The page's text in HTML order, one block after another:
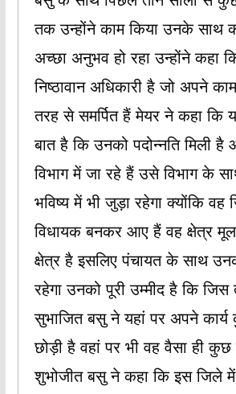
तक उन्होंने काम किया उनके साथ
अच्छा अनुभव हो रहा उन्होंने कहा
निष्ठावान अधिकारी है जो अपने
तरह से समर्पित हैं मेयर ने कहा कि
बात है कि उनको पदोन्नति मिली
विभाग में जा रहे हैं उसे विभाग के
भविष्य में भी जुड़ा रहेगा क्योंकि वह
विधायक बनकर आए हैं वह क्षेत्र
क्षेत्र है इसलिए पंचायत के साथ
रहेगा उनको पूरी उम्मीद है कि
सुभाजित बसु ने यहां पर अपने
छोड़ी है वहां पर भी वह वैसा ही
शुभोजीत बसु ने कहा कि इस जिले में